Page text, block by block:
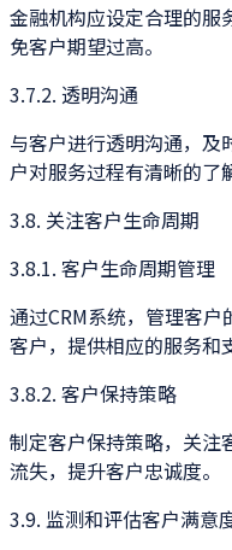
金融机构应设定合理的服
免客户期望过高。
3.7.2. 透明沟通
与客户进行透明沟通，及
户对服务过程有清晰的了
3.8. 关注客户生命周期
3.8.1. 客户生命周期管理
通过CRM系统，管理客
客户，提供相应的服务和
3.8.2. 客户保持策略
制定客户保持策略，关注
流失，提升客户忠诚度。
3.9. 监测和评估客户满意